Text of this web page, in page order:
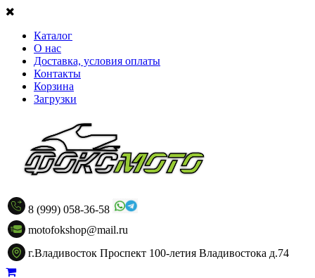
Каталог
О нас
Доставка, условия оплаты
Контакты
Корзина
Загрузки
8 (999) 058-36-58
motofokshop@mail.ru
г.Владивосток Проспект 100-летия Владивостока д.74